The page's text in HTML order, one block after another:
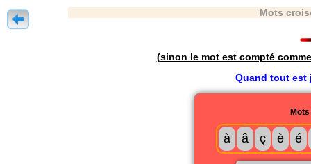
Mots
(sinon le mot est compté
Quand tout est
à â ç è é